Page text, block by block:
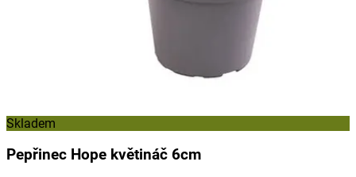
Skladem
Pepřinec Hope květináč 6cm